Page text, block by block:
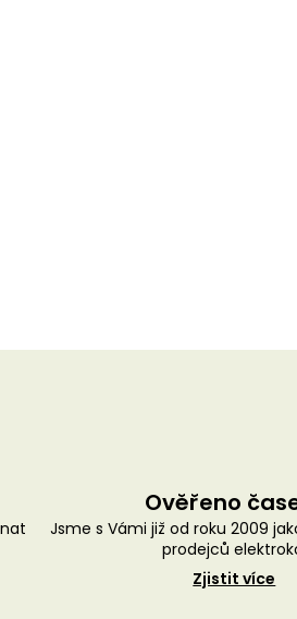
Ověřeno
Jsme s Vámi již od roku 2009
prodejců
Zjistit více